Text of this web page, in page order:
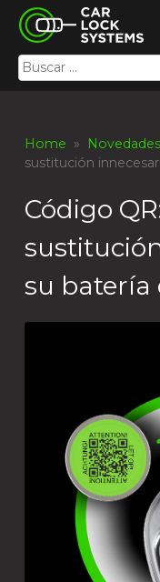
Skip
content
Car Lock Systems
Car Lock Systems
Buscar:
Home » Novedades
sustitución
Código
su